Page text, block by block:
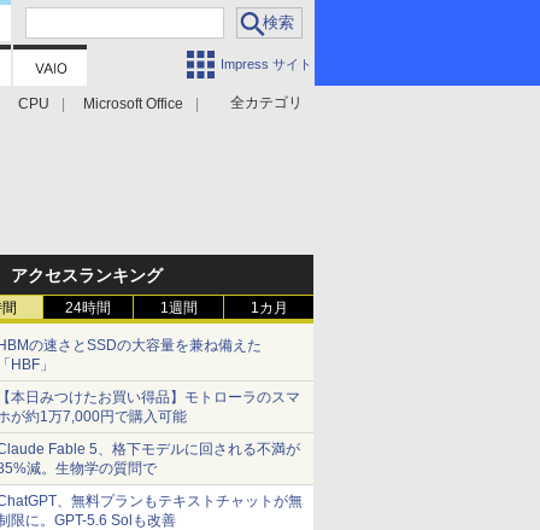
Impress サイト
全カテゴリ
CPU Microsoft Office
アクセスランキング
24時間 1週間 1カ月
の速さとSSDの大容量を兼ね備えた
HBF」
本日みつけたお買い得品】モトローラのスマ
が約1万7,000円で購入可能
Fable 5、格下モデルに回される不満が
減。生物学の質問で
、無料プランもテキストチャットが無
限に。GPT-5.6 Solも改善